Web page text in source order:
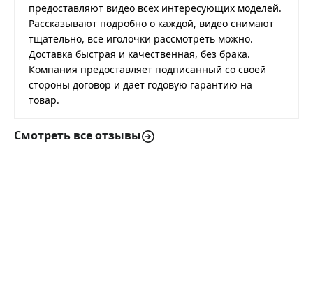
предоставляют видео всех интересующих моделей.
Рассказывают подробно о каждой, видео снимают
тщательно, все иголочки рассмотреть можно.
Доставка быстрая и качественная, без брака.
Компания предоставляет подписанный со своей
стороны договор и дает годовую гарантию на
товар.
Смотреть все отзывы